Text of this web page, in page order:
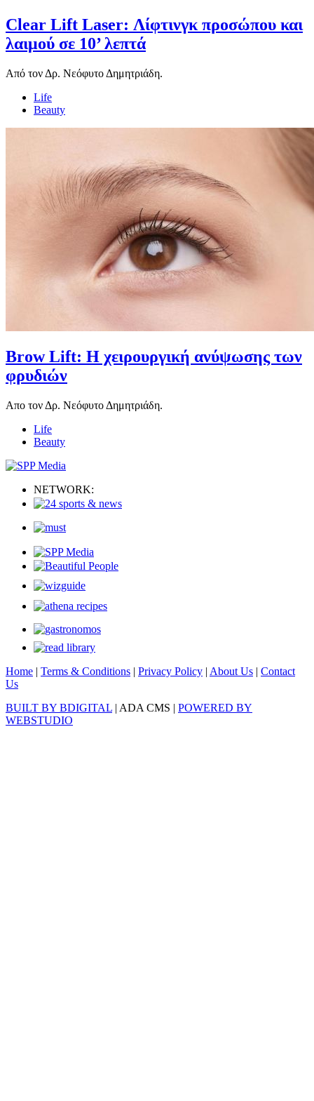
Clear Lift Laser: Λίφτινγκ προσώπου και
λαιμού σε 10’ λεπτά
Aπό τον Δρ. Νεόφυτο Δημητριάδη.
Life
Beauty
Brow Lift: Η χειρουργική ανύψωσης των
φρυδιών
Απο τον Δρ. Νεόφυτο Δημητριάδη.
Life
Beauty
NETWORK:
Home | Terms & Conditions | Privacy Policy | About Us | Contact
Us
BUILT BY BDIGITAL | ADA CMS | POWERED BY
WEBSTUDIO